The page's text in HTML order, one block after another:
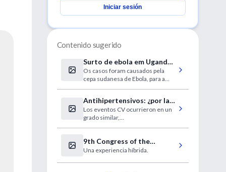
Iniciar sesión
Contenido sugerido
Surto de ebola em Uganda:
OMS confirmou 29 mortos
Os casos foram causados pela
cepa sudanesa de Ebola, para a
dólares já foram alocados para
conter a situação.
Antihipertensivos: ¿por la
mañana o por la noche?
Los eventos CV ocurrieron en un
grado similar,
9th Congress of the
European Academy
of Paediatric Societies
Una experiencia híbrida.